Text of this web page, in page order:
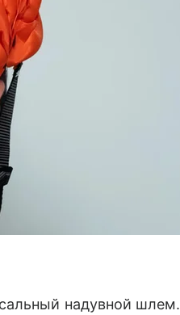
надувной шлем.